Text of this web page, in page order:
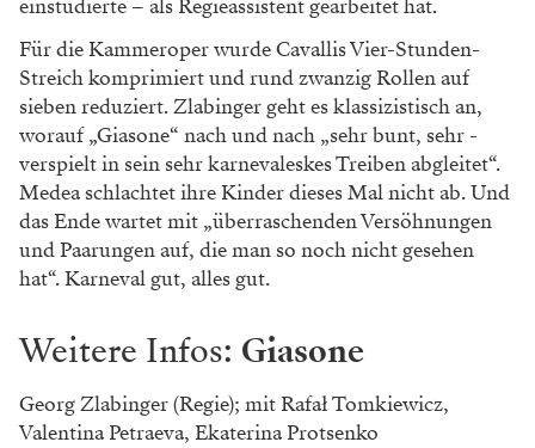
einstudierte – als Regieassistent gearbeitet hat.
Für die Kammeroper wurde Cavallis Vier-Stunden-
Streich kom­primiert und rund zwanzig Rollen auf
sieben reduziert. Zlabinger geht es klassizistisch an,
worauf „Giasone“ nach und nach „sehr bunt, sehr ­
verspielt in sein sehr karnevaleskes Treiben abgleitet“.
Medea schlachtet ihre Kinder dieses Mal nicht ab. Und
das Ende wartet mit „überraschenden Versöhnungen
und Paarungen auf, die man so noch nicht gesehen
hat“. Karneval gut, alles gut.
Weitere Infos: Giasone
Georg Zlabinger (Regie); mit Rafał Tomkiewicz,
Valentina Petraeva, Ekaterina Protsenko